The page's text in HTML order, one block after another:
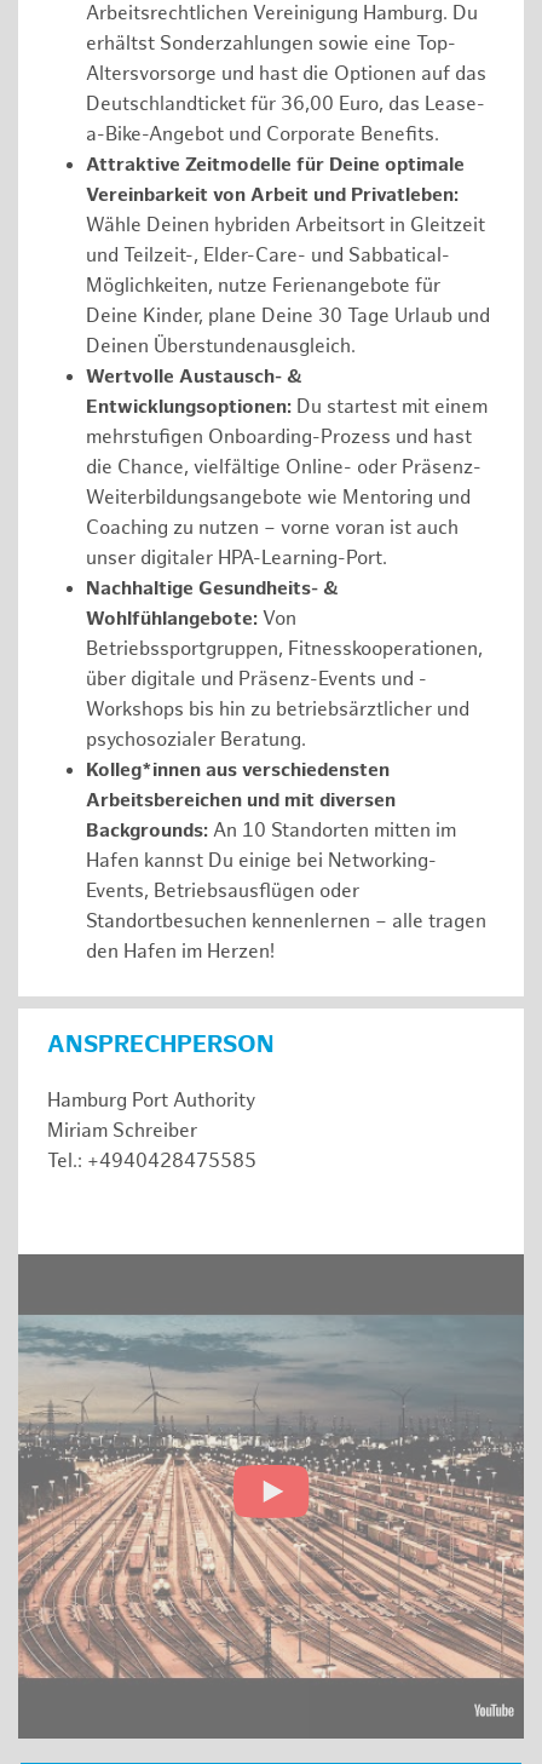
Arbeitsrechtlichen Vereinigung Hamburg. Du
erhältst Sonderzahlungen sowie eine Top-
Altersvorsorge und hast die Optionen auf das
Deutschlandticket für 36,00 Euro, das Lease-
a-Bike-Angebot und Corporate Benefits.
Attraktive Zeitmodelle für Deine optimale
Vereinbarkeit von Arbeit und Privatleben:
Wähle Deinen hybriden Arbeitsort in Gleitzeit
und Teilzeit-, Elder-Care- und Sabbatical-
Möglichkeiten, nutze Ferienangebote für
Deine Kinder, plane Deine 30 Tage Urlaub und
Deinen Überstundenausgleich.
Wertvolle Austausch- &
Entwicklungsoptionen: Du startest mit einem
mehrstufigen Onboarding-Prozess und hast
die Chance, vielfältige Online- oder Präsenz-
Weiterbildungsangebote wie Mentoring und
Coaching zu nutzen – vorne voran ist auch
unser digitaler HPA-Learning-Port.
Nachhaltige Gesundheits- &
Wohlfühlangebote: Von
Betriebssportgruppen, Fitnesskooperationen,
über digitale und Präsenz-Events und -
Workshops bis hin zu betriebsärztlicher und
psychosozialer Beratung.
Kolleg*innen aus verschiedensten
Arbeitsbereichen und mit diversen
Backgrounds: An 10 Standorten mitten im
Hafen kannst Du einige bei Networking-
Events, Betriebsausflügen oder
Standortbesuchen kennenlernen – alle tragen
den Hafen im Herzen!
ANSPRECHPERSON
Hamburg Port Authority
Miriam Schreiber
Tel.: +4940428475585